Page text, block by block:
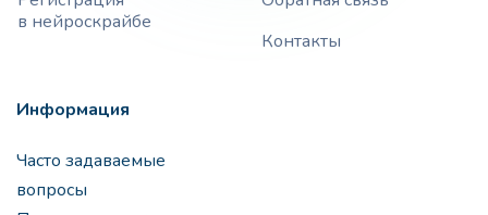
в нейроскрайбе
Контакты
Информация
Часто задаваемые
вопросы